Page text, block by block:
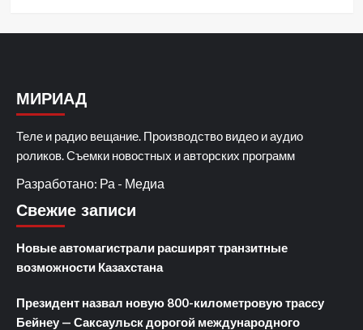
МИРИАД
Теле и радио вещание. Производство видео и аудио
роликов. Съемки новостных и авторских программ
Разработано: Ра - Медиа
Свежие записи
Новые автомагистрали расширят транзитные
возможности Казахстана
Президент назвал новую 800-километровую трассу
Бейнеу — Саксаульск дорогой международного